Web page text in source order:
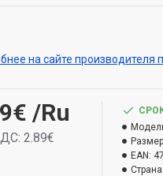
на сайте производителя
/Ru
2.89€
EAN:
Страна: